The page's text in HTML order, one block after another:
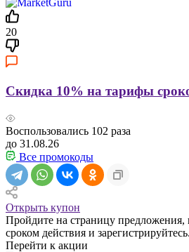
20
Скидка 10% на тарифы
Воспользовались 102 раза
до 31.08.26
Все промокоды
Открыть купон
Пройдите на страницу предложения,
сроком действия и зарегистрируйтесь.
Перейти к акции